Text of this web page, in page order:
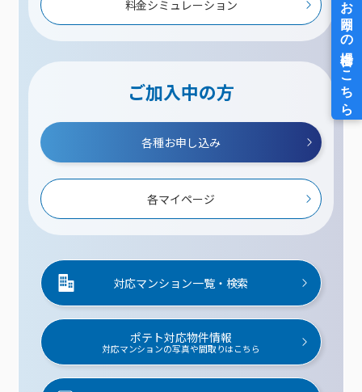
料金シミュレーション
ご加入中の方
各種お申し込み
各マイページ
対応マンション一覧・検索
ポテト対応物件情報
対応マンションの写真や間取りはこちら